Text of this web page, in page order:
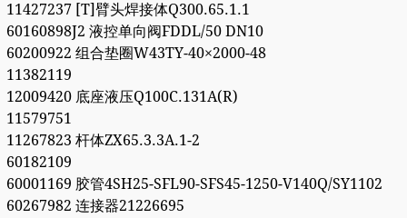
11427237 [T]臂头焊接体Q300.65.1.1
60160898J2 液控单向阀FDDL/50 DN10
60200922 组合垫圈W43TY-40×2000-48
11382119
12009420 底座液压Q100C.131A(R)
11579751
11267823 杆体ZX65.3.3A.1-2
60182109
60001169 胶管4SH25-SFL90-SFS45-1250-V140Q/SY1102
60267982 连接器21226695